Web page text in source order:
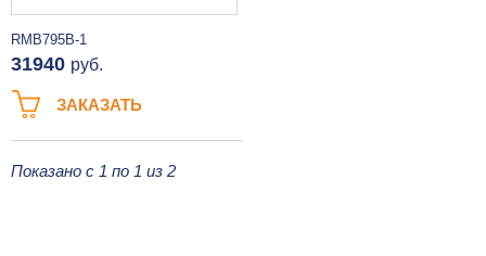
RMB795B-1
31940 руб.
ЗАКАЗАТЬ
Показано с 1 по 1 из 2